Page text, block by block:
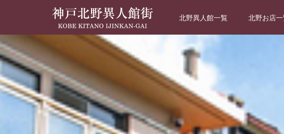
北野異人館一覧 北野お店